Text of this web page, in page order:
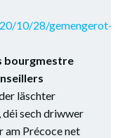
10/28/gemengerot-
bourgmestre
läschter
sech driwwer
am Précoce net